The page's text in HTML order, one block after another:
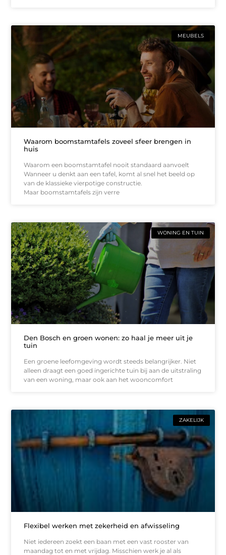
MEUBELS
Waarom boomstamtafels zoveel sfeer brengen in
huis
Waarom een boomstamtafel nooit standaard aanvoelt
Wanneer u denkt aan een tafel, komt al snel het beeld op
van de klassieke vierpotige constructie.
Maar boomstamtafels zijn verre
WONING EN TUIN
Den Bosch en groen wonen: zo haal je meer uit je
tuin
Een groene leefomgeving wordt steeds belangrijker. Niet
alleen draagt een goed ingerichte tuin bij aan de uitstraling
van een woning, maar ook aan het wooncomfort
ZAKELIJK
Flexibel werken met zekerheid en afwisseling
Niet iedereen zoekt een baan met een vast rooster van
maandag tot en met vrijdag. Misschien werk je al als